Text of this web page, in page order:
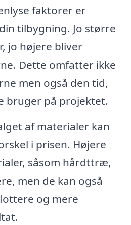
faktorer er
tilbygning. Jo større
jo højere bliver
Dette omfatter ikke
men også den tid,
bruger på projektet.
af materialer kan
i prisen. Højere
såsom hårdttræ,
men de kan også
og mere